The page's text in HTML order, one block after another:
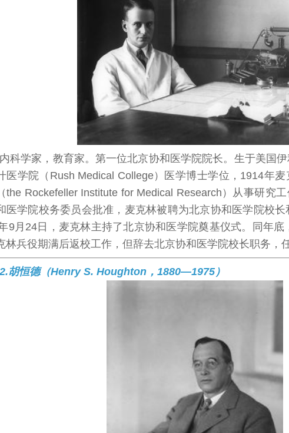
内科学家，教育家。第一位北京协和医学院院长。生于美国
医学院（Rush Medical College）医学博士学位，1914年
the Rockefeller Institute for Medical Research）从事研究
医学院校务委员会批准，麦克林被聘为北京协和医学院校长
9月24日，麦克林主持了北京协和医学院奠基仪式。同年
林兵役期满后返校工作，但辞去北京协和医学院校长职务，
2.胡恒德（Henry S. Houghton，1880—1975）